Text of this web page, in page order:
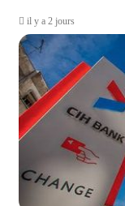
il y a 2 jours